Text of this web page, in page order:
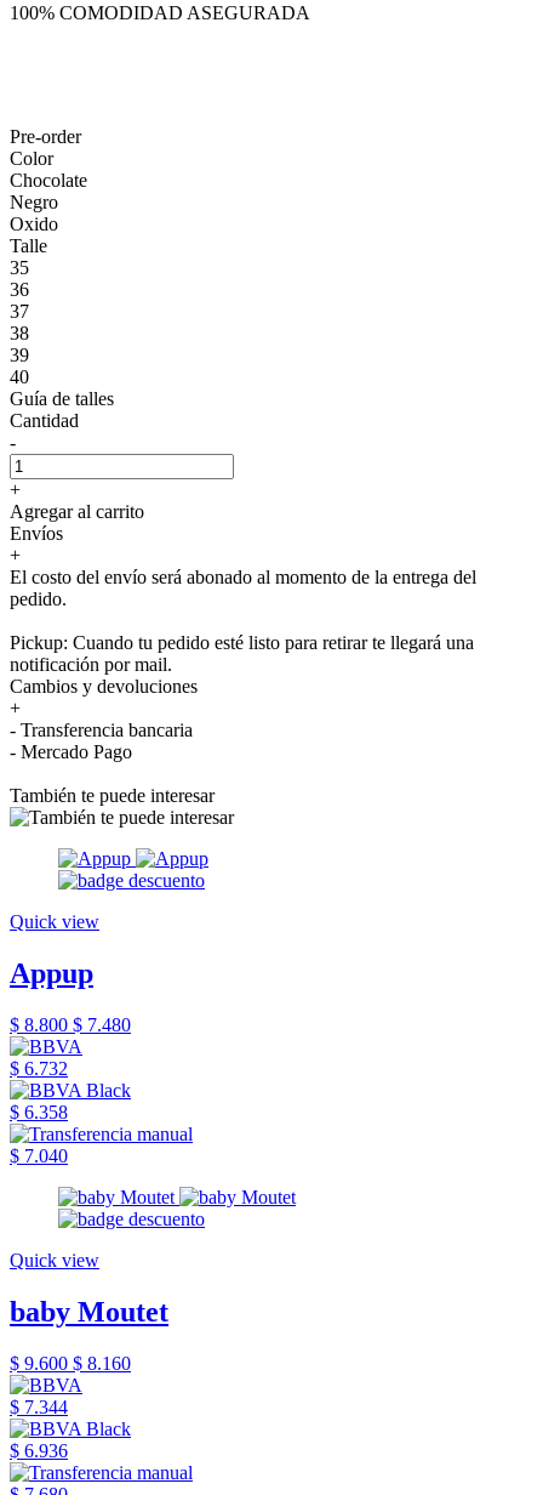
100% COMODIDAD ASEGURADA
Pre-order
Color
Chocolate
Negro
Oxido
Talle
35
36
37
38
39
40
Guía de talles
Cantidad
-
+
Agregar al carrito
Envíos
+
El costo del envío será abonado al momento de la entrega del
pedido.
Pickup: Cuando tu pedido esté listo para retirar te llegará una
notificación por mail.
Cambios y devoluciones
+
- Transferencia bancaria
- Mercado Pago
También te puede interesar
Quick view
Appup
$ 8.800 $ 7.480
$ 6.732
$ 6.358
$ 7.040
Quick view
baby Moutet
$ 9.600 $ 8.160
$ 7.344
$ 6.936